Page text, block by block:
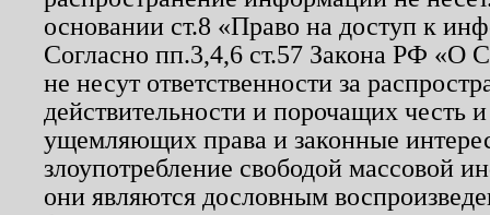
основании ст.8 «Право на доступ к
Согласно пп.3,4,6 ст.57 Закона РФ «О
не несут ответственности за
действительности и порочащих честь
ущемляющих права и законные
злоупотребление свободой массовой
они являются дословным